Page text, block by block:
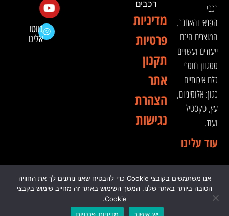
רכבי
הפנאי והאתגר.
המוצרים הינם
ייעודים ועשויים
ממגוון חומרי
גלם איכותיים
כגון: אלומיניום,
עץ, טקסטיל
ועוד.
עוד עלינו
רכבים
מדיניות
פרטיות
תקנון
אתר
הצהרת
נגישות
נווטו
אלינו
© 2024 כל הזכויות שמורות לדה וינצ'י - הסדנא לאבזור
רכבי שטח
אנו משתמשים בקובצי Cookie כדי להבטיח שאנו נותנים לך את החוויה
הטובה ביותר באתר שלנו. המשך השימוש באתר זה מחייב שימוש בקבצי
Cookie.
יש אישור
מדיניות פרטיות